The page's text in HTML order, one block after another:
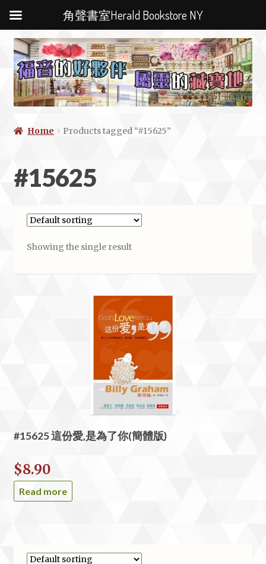
Home Products tagged “#15625”
#15625
Showing the single result
#15625 這份愛,是為了你(簡體版)
$8.90
Read more
角聲書室Herald Bookstore NY